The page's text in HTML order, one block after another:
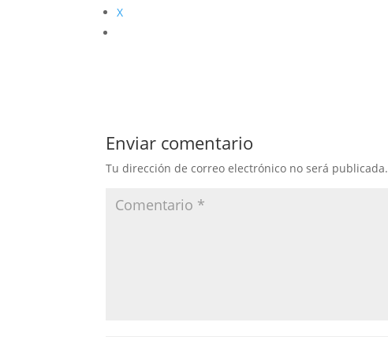
X
Enviar comentario
Tu dirección de correo electrónico no será publicada.